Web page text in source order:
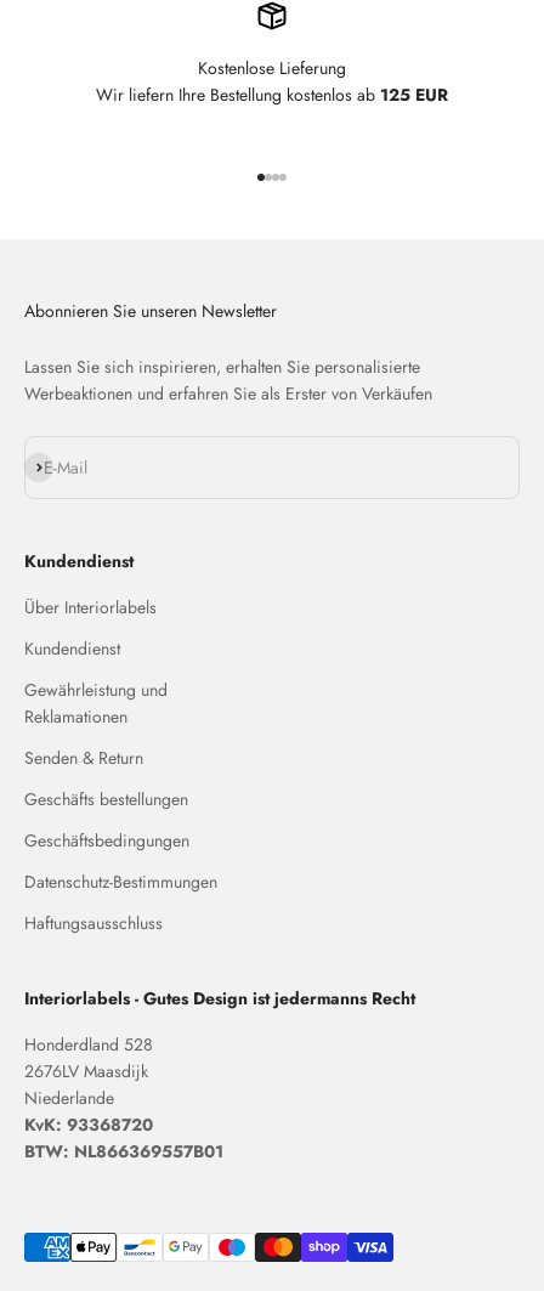
Kostenlose Lieferung
Wir liefern Ihre Bestellung kostenlos ab 125 EUR
Abonnieren Sie unseren Newsletter
Lassen Sie sich inspirieren, erhalten Sie personalisierte
Werbeaktionen und erfahren Sie als Erster von Verkäufen
E-Mail
Abonnieren
Kundendienst
Über Interiorlabels
Kundendienst
Gewährleistung und
Reklamationen
Senden & Return
Geschäfts bestellungen
Geschäftsbedingungen
Datenschutz-Bestimmungen
Haftungsausschluss
Interiorlabels - Gutes Design ist jedermanns Recht
Honderdland 528
2676LV Maasdijk
Niederlande
KvK: 93368720
BTW: NL866369557B01